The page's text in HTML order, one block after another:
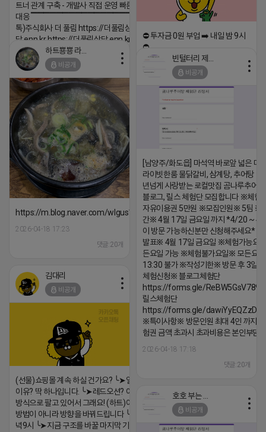
트너 관계 구축 - 개발사 직접 운영 빠른 피드백
대응 ▔▔▔▔▔▔▔▔▔▔▔▔▔▔▔▔▔▔ (카
톡)주식회사 더 풀림 https://더풀림상
담.enn.kr https://더풀림상담.enn.kr
2026-04-18 17:26
⛔️ 투자금 0원 부업 ➡️ 내일 밤 9시
⛔️
2026-04-18 17:23
하트뿅뿅 라이언
비공개
https://m.blog.naver.com/wlgus1647/224253846149
2026-04-18 17:23
댓글:20개
비공개
[남양주/화도읍] 마석역 바로앞 넓은 매
라이빗한룸 물닭갈비, 삼계탕, 추어탕 맛
년넘게 사랑받는 로컬맛집 곰나루추어
블로그, 릴스 체험단 모집합니다 ※체험
자유이용권 5만원 ※모집인원※ 5팀 ※
간※ 4월 17일 금요일 까지 *4/20 ~ 4/
이 방문 가능하신분만 신청해주세요* ※
발표※ 4월 17일 금요일 ※체험가능요
든요일 가능 ※체험불가요일※ 모든요
13:30 불가 ※작성기한※ 방문 후 3일
체험신청※ 블로그체험단
https://forms.gle/
릴스체험단
https://forms.gle/
※특이사항※ 방문인원 최대 4인 까지
험권 금액 초과시 초과비용은 본인부담
2026-04-18 17:18
댓글:20개
김대리
비공개
(선물)쇼핑몰 계속 하실 건가요? ╰➤열심히 해도 안되는
이유? 딱 하나입니다. ╰➤레드오션? 아니요! ╰➤모두 같은
방식으로 팔고 있어서 그래요! (하트)이번엔 다릅니다. ╰➤
방법이 아니라 방향을 바꿔드립니다 ╰➤4월 21일(화) 저
녁9시 ╰➤지금 구조를 바꿀 마지막 기회
비공개